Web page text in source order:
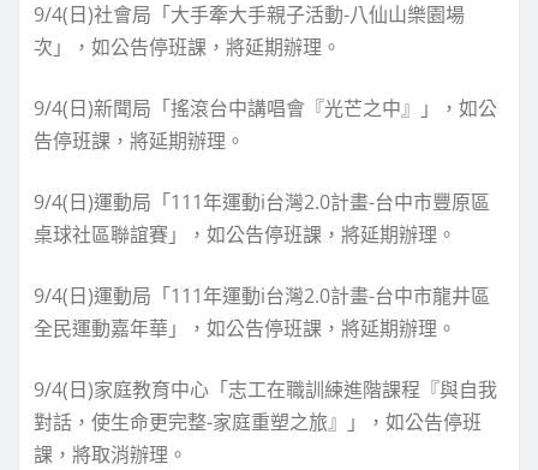
9/4(日)社會局「大手牽大手親子活動-八仙山樂園場
次」，如公告停班課，將延期辦理。
9/4(日)新聞局「搖滾台中講唱會『光芒之中』」，如公
告停班課，將延期辦理。
9/4(日)運動局「111年運動i台灣2.0計畫-台中市豐原區
桌球社區聯誼賽」，如公告停班課，將延期辦理。
9/4(日)運動局「111年運動i台灣2.0計畫-台中市龍井區
全民運動嘉年華」，如公告停班課，將延期辦理。
9/4(日)家庭教育中心「志工在職訓練進階課程『與自我
對話，使生命更完整-家庭重塑之旅』」，如公告停班
課，將取消辦理。